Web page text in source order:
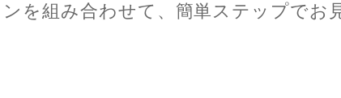
を組み合わせて、簡単ステップでお